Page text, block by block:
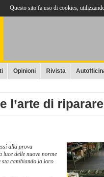
Opinioni Rivista
l’arte di
alla prova
luce delle nuove norme
cambiando la loro
Questo sito fa uso di cookies,